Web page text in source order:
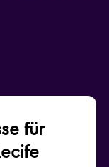
für